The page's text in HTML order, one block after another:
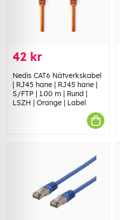
42 kr
Nedis CAT6 Nätverkskabel
| RJ45 hane | RJ45 hane |
S/FTP | 1.00 m | Rund |
LSZH | Orange | Label